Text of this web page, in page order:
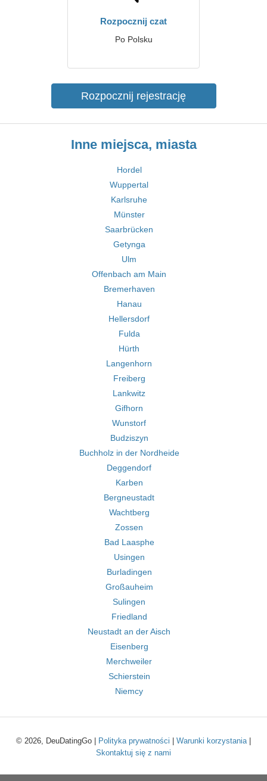
Rozpocznij czat
Po Polsku
Rozpocznij rejestrację
Inne miejsca, miasta
Hordel
Wuppertal
Karlsruhe
Münster
Saarbrücken
Getynga
Ulm
Offenbach am Main
Bremerhaven
Hanau
Hellersdorf
Fulda
Hürth
Langenhorn
Freiberg
Lankwitz
Gifhorn
Wunstorf
Budziszyn
Buchholz in der Nordheide
Deggendorf
Karben
Bergneustadt
Wachtberg
Zossen
Bad Laasphe
Usingen
Burladingen
Großauheim
Sulingen
Friedland
Neustadt an der Aisch
Eisenberg
Merchweiler
Schierstein
Niemcy
© 2026, DeuDatingGo | Polityka prywatności Warunki korzystania|
Skontaktuj się z nami